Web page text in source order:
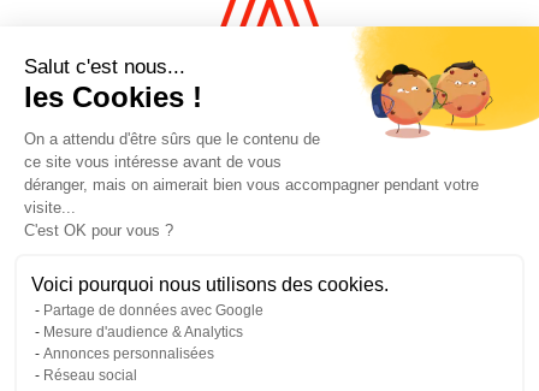
Salut c'est nous...
les Cookies !
On a attendu d'être sûrs que le contenu de
ce site vous intéresse avant de vous
déranger, mais on aimerait bien vous accompagner pendant votre
visite...
C'est OK pour vous ?
Voici pourquoi nous utilisons des cookies.
Partage de données avec Google
Mesure d'audience & Analytics
Annonces personnalisées
Réseau social